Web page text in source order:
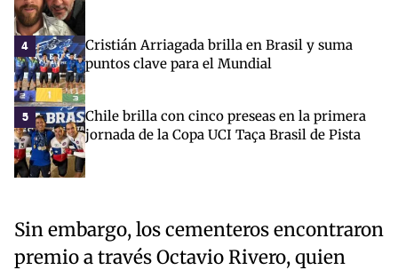
4
Cristián Arriagada brilla en Brasil y suma
puntos clave para el Mundial
5
Chile brilla con cinco preseas en la primera
jornada de la Copa UCI Taça Brasil de Pista
Sin embargo, los cementeros encontraron
premio a través Octavio Rivero, quien